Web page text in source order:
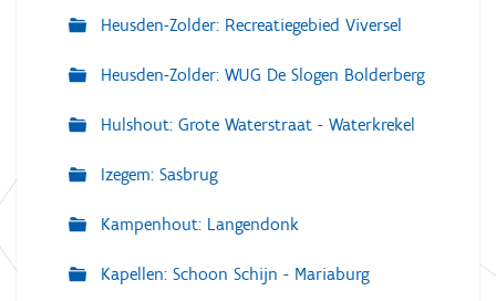
Heusden-Zolder: Recreatiegebied Viversel
Heusden-Zolder: WUG De Slogen Bolderberg
Hulshout: Grote Waterstraat - Waterkrekel
Izegem: Sasbrug
Kampenhout: Langendonk
Kapellen: Schoon Schijn - Mariaburg